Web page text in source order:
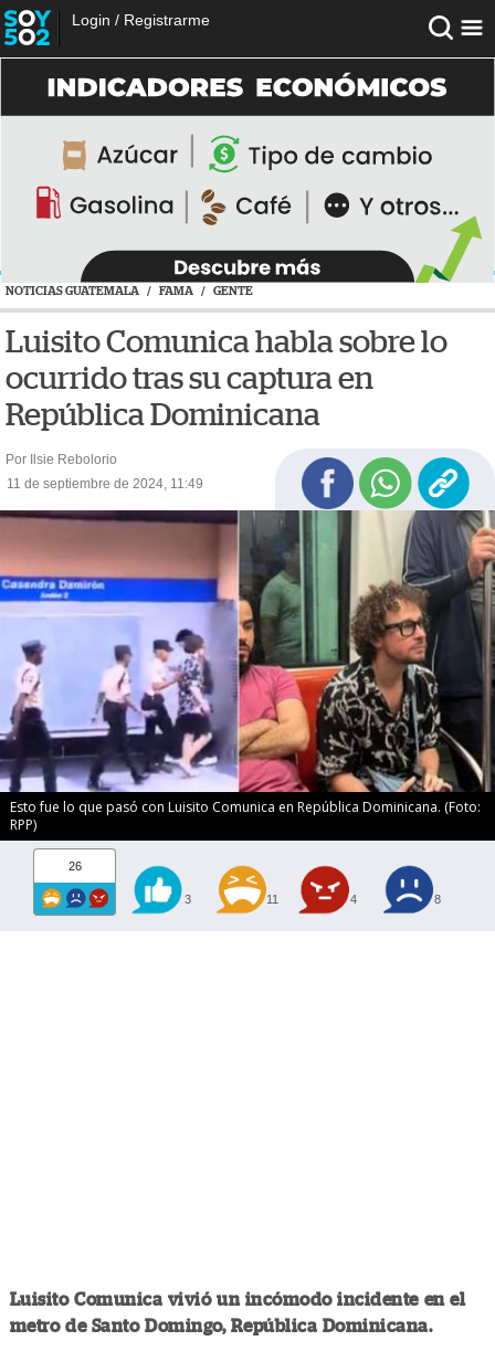
Login / Registrarme
NOTICIAS GUATEMALA / FAMA / GENTE
Luisito Comunica habla sobre lo
ocurrido tras su captura en
República Dominicana
Por Ilsie Rebolorio
11 de septiembre de 2024, 11:49
Esto fue lo que pasó con Luisito Comunica en República Dominicana. (Foto:
RPP)
26
3 11 4 8
Luisito Comunica vivió un incómodo incidente en el
metro de Santo Domingo, República Dominicana.